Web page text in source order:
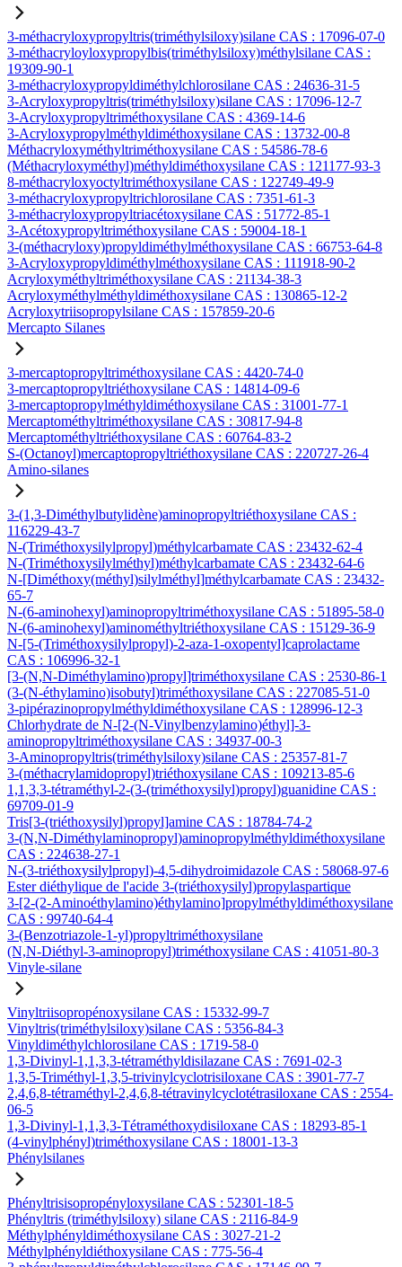
3-méthacryloxypropyltris(triméthylsiloxy)silane CAS : 17096-07-0
3-méthacryloyloxypropylbis(triméthylsiloxy)méthylsilane CAS :
19309-90-1
3-méthacryloxypropyldiméthylchlorosilane CAS : 24636-31-5
3-Acryloxypropyltris(triméthylsiloxy)silane CAS : 17096-12-7
3-Acryloxypropyltriméthoxysilane CAS : 4369-14-6
3-Acryloxypropylméthyldiméthoxysilane CAS : 13732-00-8
Méthacryloxyméthyltriméthoxysilane CAS : 54586-78-6
(Méthacryloxyméthyl)méthyldiméthoxysilane CAS : 121177-93-3
8-méthacryloxyoctyltriméthoxysilane CAS : 122749-49-9
3-méthacryloxypropyltrichlorosilane CAS : 7351-61-3
3-méthacryloxypropyltriacétoxysilane CAS : 51772-85-1
3-Acétoxypropyltriméthoxysilane CAS : 59004-18-1
3-(méthacryloxy)propyldiméthylméthoxysilane CAS : 66753-64-8
3-Acryloxypropyldiméthylméthoxysilane CAS : 111918-90-2
Acryloxyméthyltriméthoxysilane CAS : 21134-38-3
Acryloxyméthylméthyldiméthoxysilane CAS : 130865-12-2
Acryloxytriisopropylsilane CAS : 157859-20-6
Mercapto Silanes
3-mercaptopropyltriméthoxysilane CAS : 4420-74-0
3-mercaptopropyltriéthoxysilane CAS : 14814-09-6
3-mercaptopropylméthyldiméthoxysilane CAS : 31001-77-1
Mercaptométhyltriméthoxysilane CAS : 30817-94-8
Mercaptométhyltriéthoxysilane CAS : 60764-83-2
S-(Octanoyl)mercaptopropyltriéthoxysilane CAS : 220727-26-4
Amino-silanes
3-(1,3-Diméthylbutylidène)aminopropyltriéthoxysilane CAS :
116229-43-7
N-(Triméthoxysilylpropyl)méthylcarbamate CAS : 23432-62-4
N-(Triméthoxysilylméthyl)méthylcarbamate CAS : 23432-64-6
N-[Diméthoxy(méthyl)silylméthyl]méthylcarbamate CAS : 23432-
65-7
N-(6-aminohexyl)aminopropyltriméthoxysilane CAS : 51895-58-0
N-(6-aminohexyl)aminométhyltriéthoxysilane CAS : 15129-36-9
N-[5-(Triméthoxysilylpropyl)-2-aza-1-oxopentyl]caprolactame
CAS : 106996-32-1
[3-(N,N-Diméthylamino)propyl]triméthoxysilane CAS : 2530-86-1
(3-(N-éthylamino)isobutyl)triméthoxysilane CAS : 227085-51-0
3-pipérazinopropylméthyldiméthoxysilane CAS : 128996-12-3
Chlorhydrate de N-[2-(N-Vinylbenzylamino)éthyl]-3-
aminopropyltriméthoxysilane CAS : 34937-00-3
3-Aminopropyltris(triméthylsiloxy)silane CAS : 25357-81-7
3-(méthacrylamidopropyl)triéthoxysilane CAS : 109213-85-6
1,1,3,3-tétraméthyl-2-(3-(triméthoxysilyl)propyl)guanidine CAS :
69709-01-9
Tris[3-(triéthoxysilyl)propyl]amine CAS : 18784-74-2
3-(N,N-Diméthylaminopropyl)aminopropylméthyldiméthoxysilane
CAS : 224638-27-1
N-(3-triéthoxysilylpropyl)-4,5-dihydroimidazole CAS : 58068-97-6
Ester diéthylique de l'acide 3-(triéthoxysilyl)propylaspartique
3-[2-(2-Aminoéthylamino)éthylamino]propylméthyldiméthoxysilane
CAS : 99740-64-4
3-(Benzotriazole-1-yl)propyltriméthoxysilane
(N,N-Diéthyl-3-aminopropyl)triméthoxysilane CAS : 41051-80-3
Vinyle-silane
Vinyltriisopropénoxysilane CAS : 15332-99-7
Vinyltris(triméthylsiloxy)silane CAS : 5356-84-3
Vinyldiméthylchlorosilane CAS : 1719-58-0
1,3-Divinyl-1,1,3,3-tétraméthyldisilazane CAS : 7691-02-3
1,3,5-Triméthyl-1,3,5-trivinylcyclotrisiloxane CAS : 3901-77-7
2,4,6,8-tétraméthyl-2,4,6,8-tétravinylcyclotétrasiloxane CAS : 2554-
06-5
1,3-Divinyl-1,1,3,3-Tétraméthoxydisiloxane CAS : 18293-85-1
(4-vinylphényl)triméthoxysilane CAS : 18001-13-3
Phénylsilanes
Phényltrisisopropényloxysilane CAS : 52301-18-5
Phényltris (triméthylsiloxy) silane CAS : 2116-84-9
Méthylphényldiméthoxysilane CAS : 3027-21-2
Méthylphényldiéthoxysilane CAS : 775-56-4